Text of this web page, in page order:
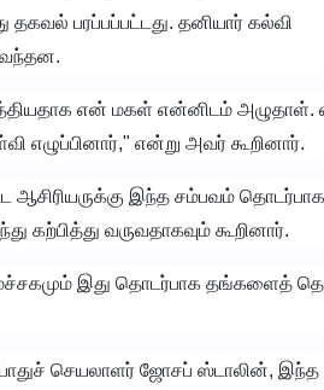
பரப்பப்பட்டது. தனியார் கல்வி
என் மகள் என்னிடம் அழுதாள்.
எழுப்பினார்," என்று அவர் கூறினார்.
ஆசிரியருக்கு இந்த சம்பவம்
கற்பித்து வருவதாகவும் கூறினார்.
இது தொடர்பாக தங்களைத்
செயலாளர் ஜோசப் ஸ்டாலின், இந்த